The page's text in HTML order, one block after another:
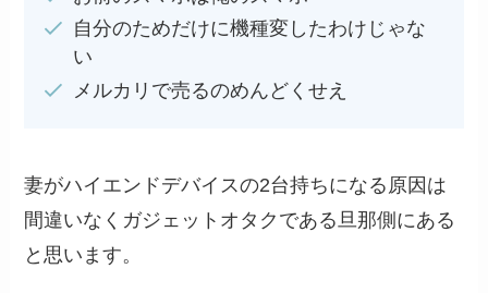
自分のためだけに機種変したわけじゃな
い
メルカリで売るのめんどくせえ
妻がハイエンドデバイスの2台持ちになる原因は
間違いなくガジェットオタクである旦那側にある
と思います。